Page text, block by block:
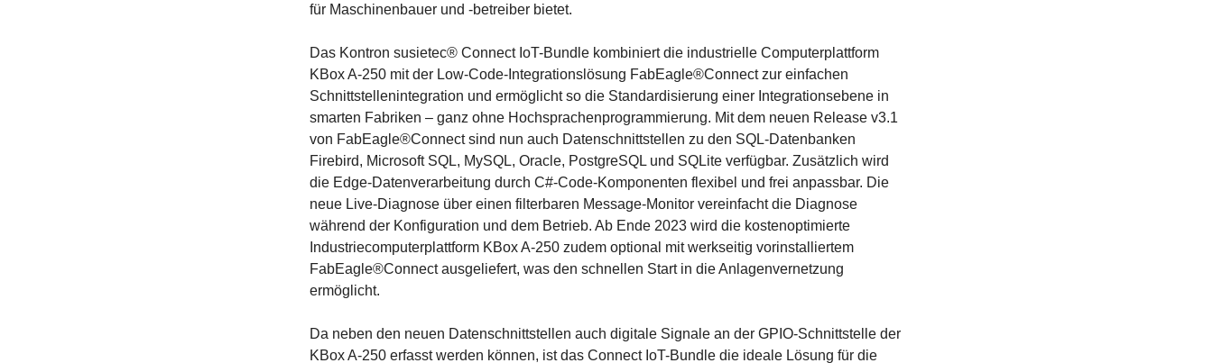
für Maschinenbauer und -betreiber bietet.
Das Kontron susietec® Connect IoT-Bundle kombiniert die industrielle Computerplattform
KBox A-250 mit der Low-Code-Integrationslösung FabEagle®Connect zur einfachen
Schnittstellenintegration und ermöglicht so die Standardisierung einer Integrationsebene in
smarten Fabriken – ganz ohne Hochsprachenprogrammierung. Mit dem neuen Release v3.1
von FabEagle®Connect sind nun auch Datenschnittstellen zu den SQL-Datenbanken
Firebird, Microsoft SQL, MySQL, Oracle, PostgreSQL und SQLite verfügbar. Zusätzlich wird
die Edge-Datenverarbeitung durch C#-Code-Komponenten flexibel und frei anpassbar. Die
neue Live-Diagnose über einen filterbaren Message-Monitor vereinfacht die Diagnose
während der Konfiguration und dem Betrieb. Ab Ende 2023 wird die kostenoptimierte
Industriecomputerplattform KBox A-250 zudem optional mit werkseitig vorinstalliertem
FabEagle®Connect ausgeliefert, was den schnellen Start in die Anlagenvernetzung
ermöglicht.
Da neben den neuen Datenschnittstellen auch digitale Signale an der GPIO-Schnittstelle der
KBox A-250 erfasst werden können, ist das Connect IoT-Bundle die ideale Lösung für die